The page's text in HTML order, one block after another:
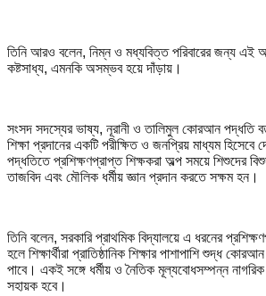
তিনি আরও বলেন, নিম্ন ও মধ্যবিত্ত পরিবারের জন্য এই
কষ্টসাধ্য, এমনকি অসম্ভব হয়ে দাঁড়ায়।
সংসদ সদস্যের ভাষ্য, নূরানী ও তালিমুল কোরআন পদ্ধতি
শিক্ষা প্রদানের একটি পরীক্ষিত ও জনপ্রিয় মাধ্যম
পদ্ধতিতে প্রশিক্ষণপ্রাপ্ত শিক্ষকরা অল্প সময়ে শিশুদের
তাজবিদ এবং মৌলিক ধর্মীয় জ্ঞান প্রদান করতে সক্ষম হন।
তিনি বলেন, সরকারি প্রাথমিক বিদ্যালয়ে এ ধরনের
হলে শিক্ষার্থীরা প্রাতিষ্ঠানিক শিক্ষার পাশাপাশি শুদ্ধ
পাবে। একই সঙ্গে ধর্মীয় ও নৈতিক মূল্যবোধসম্পন্ন
সহায়ক হবে।